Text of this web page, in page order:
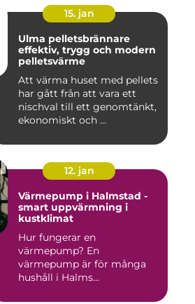
15. jan
Ulma pelletsbrännare
effektiv, trygg och modern
pelletsvärme
Att värma huset med pellets
har gått från att vara ett
nischval till ett genomtänkt,
ekonomiskt och ...
12. jan
Värmepump i Halmstad -
smart uppvärmning i
kustklimat
Hur fungerar en
värmepump? En
värmepump är för många
hushåll i Halms...